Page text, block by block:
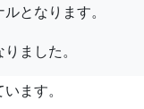
となります。
ました。
ます。